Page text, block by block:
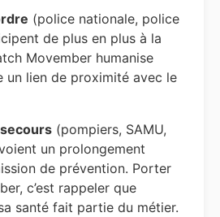
(police nationale, police
de plus en plus à la
Movember humanise
un lien de proximité avec le
(pompiers, SAMU,
un prolongement
de prévention. Porter
c’est rappeler que
santé fait partie du métier.